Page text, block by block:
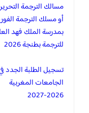
مسالك الترجمة
أو مسلك الترجمة
بمدرسة الملك فهد
للترجمة بطنجة 2026
تسجيل الطلبة الجدد
الجامعات المغربية
2026-2027